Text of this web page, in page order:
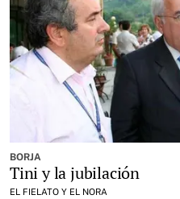
BORJA
Tini y la jubilación
EL FIELATO Y EL NORA